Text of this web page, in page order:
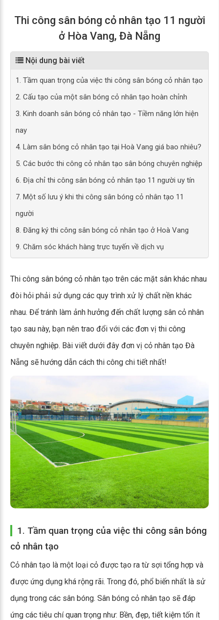
Thi công sân bóng cỏ nhân tạo 11 người
ở Hòa Vang, Đà Nẵng
Nội dung bài viết
1. Tầm quan trọng của việc thi công sân bóng cỏ nhân tạo
2. Cấu tạo của một sân bóng cỏ nhân tạo hoàn chỉnh
3. Kinh doanh sân bóng cỏ nhân tạo - Tiềm năng lớn hiện
nay
4. Làm sân bóng cỏ nhân tạo tại Hoà Vang giá bao nhiêu?
5. Các bước thi công cỏ nhân tạo sân bóng chuyên nghiệp
6. Địa chỉ thi công sân bóng cỏ nhân tạo 11 người uy tín
7. Một số lưu ý khi thi công sân bóng cỏ nhân tạo 11
người
8. Đăng ký thi công sân bóng cỏ nhân tạo ở Hoà Vang
9. Chăm sóc khách hàng trực tuyến về dịch vụ
Thi công sân bóng cỏ nhân tạo trên các mặt sân khác nhau
đòi hỏi phải sử dụng các quy trình xử lý chất nền khác
nhau. Để tránh làm ảnh hưởng đến chất lượng sân cỏ nhân
tạo sau này, bạn nên trao đổi với các đơn vị thi công
chuyên nghiệp. Bài viết dưới đây đơn vị cỏ nhân tạo Đà
Nẵng sẽ hướng dẫn cách thi công chi tiết nhất!
1. Tầm quan trọng của việc thi công sân bóng
cỏ nhân tạo
Cỏ nhân tạo là một loại cỏ được tạo ra từ sợi tổng hợp và
được ứng dụng khá rộng rãi. Trong đó, phổ biến nhất là sử
dụng trong các sân bóng. Sân bóng cỏ nhân tạo sẽ đáp
ứng các tiêu chí quan trọng như: Bền, đẹp, tiết kiệm tốn ít